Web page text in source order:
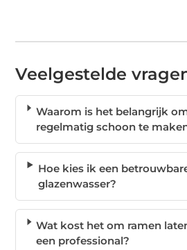
Veelgestelde
Waarom is het belangrijk
regelmatig schoon te
Hoe kies ik een
glazenwasser?
Wat kost het om ramen
een professional?